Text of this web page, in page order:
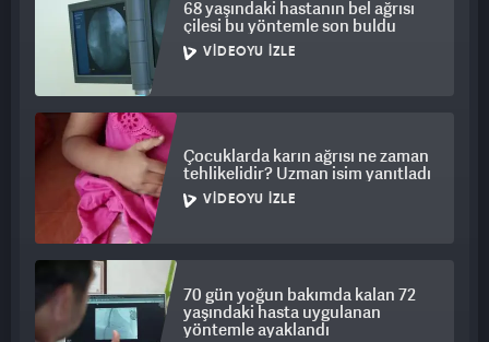
kolonya sıkılmış maske ve yıkanmış maskelerin bakteri
yoğunluğuna bakıldığı zaman aralarında neredeyse fark
olmamasının endişe uyandırıcı olduğu gözler önüne serildi.
68 yaşındaki hastanın bel ağrısı
çilesi bu yöntemle son buldu
VIDEOYU İZLE
Çocuklarda karın ağrısı ne zaman
tehlikelidir? Uzman isim yanıtladı
VIDEOYU İZLE
70 gün yoğun bakımda kalan 72
yaşındaki hasta uygulanan
yöntemle ayaklandı